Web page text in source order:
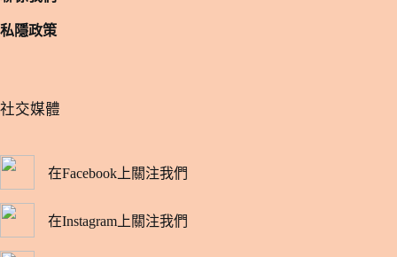
私隱政策
​社交媒體
在Facebook上關注我們
在Instagram上關注我們